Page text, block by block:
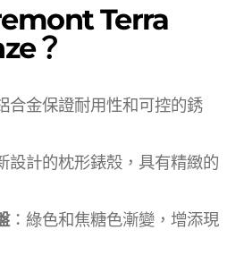
Terra
？
合金保證耐用性和可控的銹
設計的枕形錶殼，具有精緻的
：綠色和焦糖色漸變，增添現